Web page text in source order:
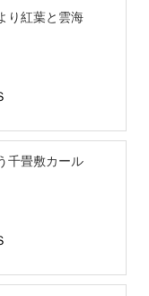
り紅葉と雲海
千畳敷カール